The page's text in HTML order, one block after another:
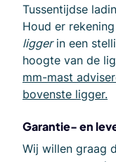
Tussentijdse
Houd er
liggerin een
hoogte van de
mm-mast
bovenste ligger.
Garantie- en
Wij willen graag